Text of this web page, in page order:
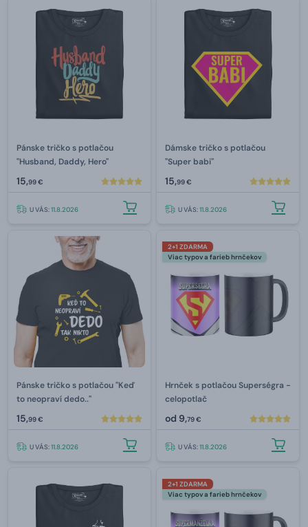
Pánske tričko s potlačou
"Husband, Daddy, Hero"
15,99 €
U VÁS:11.8.2026
Dámske tričko s potlačou
"Super babi"
15,99 €
U VÁS:11.8.2026
Pánske tričko s potlačou "Keď
to neopraví dedo.."
15,99 €
U VÁS:11.8.2026
2+1 ZDARMA
Viac typov a farieb hrnčekov
Hrnček s potlačou Superségra -
celopotlač
od 9,79 €
U VÁS:11.8.2026
2+1 ZDARMA
Viac typov a farieb hrnčekov